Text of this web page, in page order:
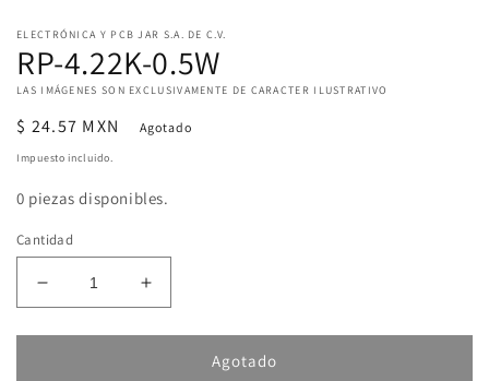
1
una
ventana
modal
ELECTRÓNICA Y PCB JAR S.A. DE C.V.
RP-4.22K-0.5W
LAS IMÁGENES SON EXCLUSIVAMENTE DE CARACTER ILUSTRATIVO
Precio
habitual
$ 24.57 MXN Agotado
Impuesto incluido.
0 piezas disponibles.
Cantidad
Reducir
cantidad
para
Aumentar
cantidad
para
Agotado